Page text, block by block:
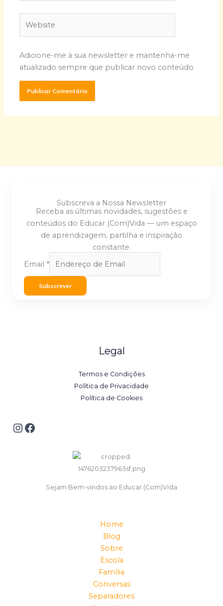
Adicione-me à sua newsletter e mantenha-me
atualizado sempre que publicar novo conteúdo
Subscreva a Nossa Newsletter
Receba as últimas novidades, sugestões e
conteúdos do Educar (Com)Vida — um espaço
de aprendizagem, partilha e inspiração
constante.
Email *
Subscrever
Legal
Termos e Condições
Política de Privacidade
Política de Cookies
Sejam Bem-vindos ao Educar (Com)Vida
Home
Blog
Sobre
Escola
Família
Conversas
Separadores